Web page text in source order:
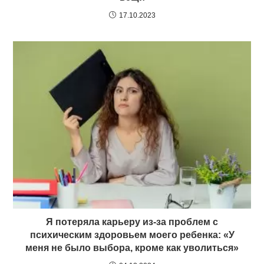
17.10.2023
Я потеряла карьеру из-за проблем с
психическим здоровьем моего ребенка: «У
меня не было выбора, кроме как уволиться»